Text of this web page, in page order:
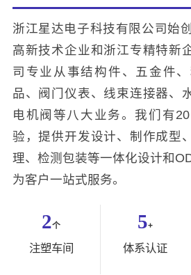
浙江星达电子科技有限公司始
高新技术企业和浙江专精特新
司专业从事结构件、五金件
品、阀门仪表、线束连接器、
电机阀等八大业务。我们有
验，提供开发设计、制作成型
理、检测包装等一体化设计和
为客户一站式服务。
2个
注塑车间
5+
体系认证